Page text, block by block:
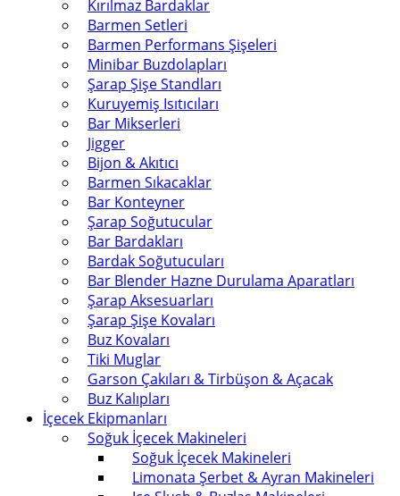
Kırılmaz Bardaklar
Barmen Setleri
Barmen Performans Şişeleri
Minibar Buzdolapları
Şarap Şişe Standları
Kuruyemiş Isıtıcıları
Bar Mikserleri
Jigger
Bijon & Akıtıcı
Barmen Sıkacaklar
Bar Konteyner
Şarap Soğutucular
Bar Bardakları
Bardak Soğutucuları
Bar Blender Hazne Durulama Aparatları
Şarap Aksesuarları
Şarap Şişe Kovaları
Buz Kovaları
Tiki Muglar
Garson Çakıları & Tirbüşon & Açacak
Buz Kalıpları
İçecek Ekipmanları
Soğuk İçecek Makineleri
Soğuk İçecek Makineleri
Limonata Şerbet & Ayran Makineleri